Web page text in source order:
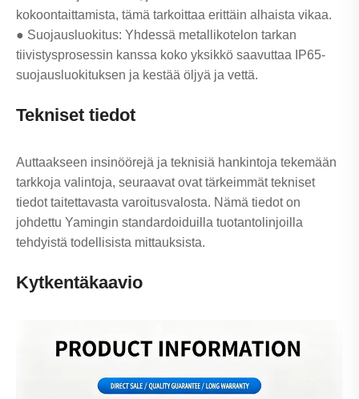
kokoontaittamista, tämä tarkoittaa erittäin alhaista vikaa.
● Suojausluokitus: Yhdessä metallikotelon tarkan
tiivistysprosessin kanssa koko yksikkö saavuttaa IP65-
suojausluokituksen ja kestää öljyä ja vettä.
Tekniset tiedot
Auttaakseen insinöörejä ja teknisiä hankintoja tekemään
tarkkoja valintoja, seuraavat ovat tärkeimmät tekniset
tiedot taitettavasta varoitusvalosta. Nämä tiedot on
johdettu Yamingin standardoiduilla tuotantolinjoilla
tehdyistä todellisista mittauksista.
Kytkentäkaavio